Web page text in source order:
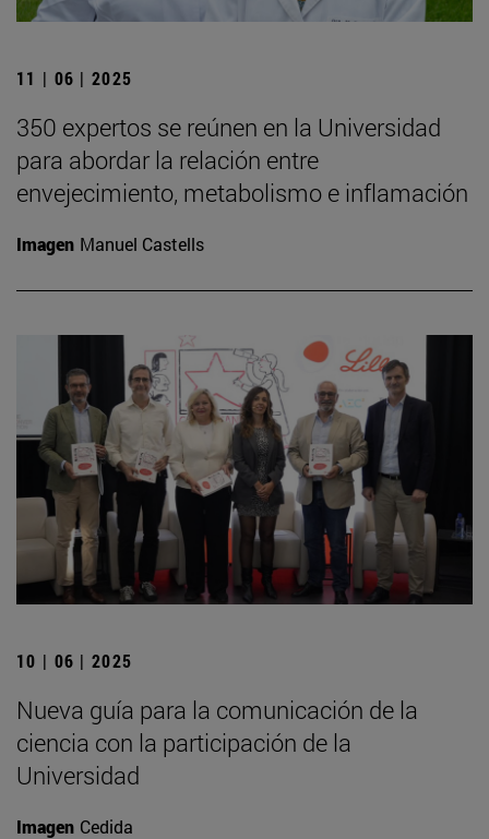
11 | 06 | 2025
350 expertos se reúnen en la Universidad
para abordar la relación entre
envejecimiento, metabolismo e inflamación
Imagen Manuel Castells
10 | 06 | 2025
Nueva guía para la comunicación de la
ciencia con la participación de la
Universidad
Imagen Cedida